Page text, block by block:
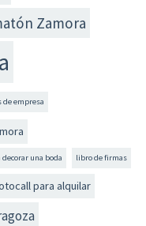
Zamora
de empresa
una boda libro de firmas
para alquilar